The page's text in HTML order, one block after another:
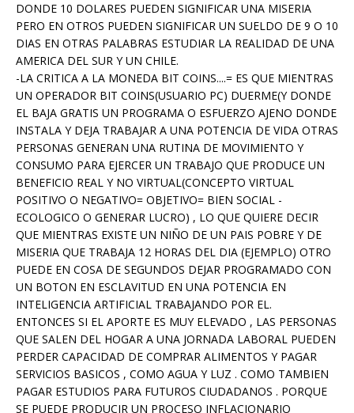
DONDE 10 DOLARES PUEDEN SIGNIFICAR UNA MISERIA
PERO EN OTROS PUEDEN SIGNIFICAR UN SUELDO DE 9 O 10
DIAS EN OTRAS PALABRAS ESTUDIAR LA REALIDAD DE UNA
AMERICA DEL SUR Y UN CHILE.
-LA CRITICA A LA MONEDA BIT COINS....= ES QUE MIENTRAS
UN OPERADOR BIT COINS(USUARIO PC) DUERME(Y DONDE
EL BAJA GRATIS UN PROGRAMA O ESFUERZO AJENO DONDE
INSTALA Y DEJA TRABAJAR A UNA POTENCIA DE VIDA OTRAS
PERSONAS GENERAN UNA RUTINA DE MOVIMIENTO Y
CONSUMO PARA EJERCER UN TRABAJO QUE PRODUCE UN
BENEFICIO REAL Y NO VIRTUAL(CONCEPTO VIRTUAL
POSITIVO O NEGATIVO= OBJETIVO= BIEN SOCIAL -
ECOLOGICO O GENERAR LUCRO) , LO QUE QUIERE DECIR
QUE MIENTRAS EXISTE UN NIÑO DE UN PAIS POBRE Y DE
MISERIA QUE TRABAJA 12 HORAS DEL DIA (EJEMPLO) OTRO
PUEDE EN COSA DE SEGUNDOS DEJAR PROGRAMADO CON
UN BOTON EN ESCLAVITUD EN UNA POTENCIA EN
INTELIGENCIA ARTIFICIAL TRABAJANDO POR EL.
ENTONCES SI EL APORTE ES MUY ELEVADO , LAS PERSONAS
QUE SALEN DEL HOGAR A UNA JORNADA LABORAL PUEDEN
PERDER CAPACIDAD DE COMPRAR ALIMENTOS Y PAGAR
SERVICIOS BASICOS , COMO AGUA Y LUZ . COMO TAMBIEN
PAGAR ESTUDIOS PARA FUTUROS CIUDADANOS . PORQUE
SE PUEDE PRODUCIR UN PROCESO INFLACIONARIO